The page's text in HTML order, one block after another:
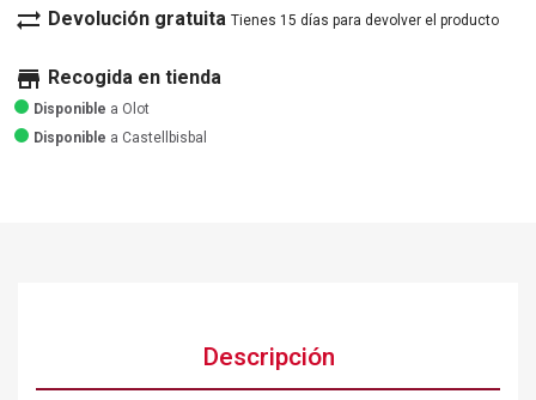
sync_alt Devolución gratuita Tienes 15 días para devolver el producto
store Recogida en tienda
Disponible a Olot
Disponible a Castellbisbal
Descripción